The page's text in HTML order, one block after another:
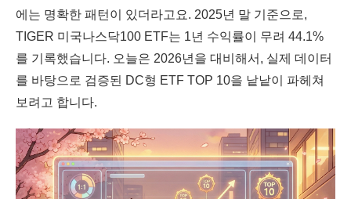
에는 명확한 패턴이 있더라고요. 2025년 말 기준으로,
TIGER 미국나스닥100 ETF는 1년 수익률이 무려 44.1%
를 기록했습니다. 오늘은 2026년을 대비해서, 실제 데이터
를 바탕으로 검증된 DC형 ETF TOP 10을 낱낱이 파헤쳐
보려고 합니다.